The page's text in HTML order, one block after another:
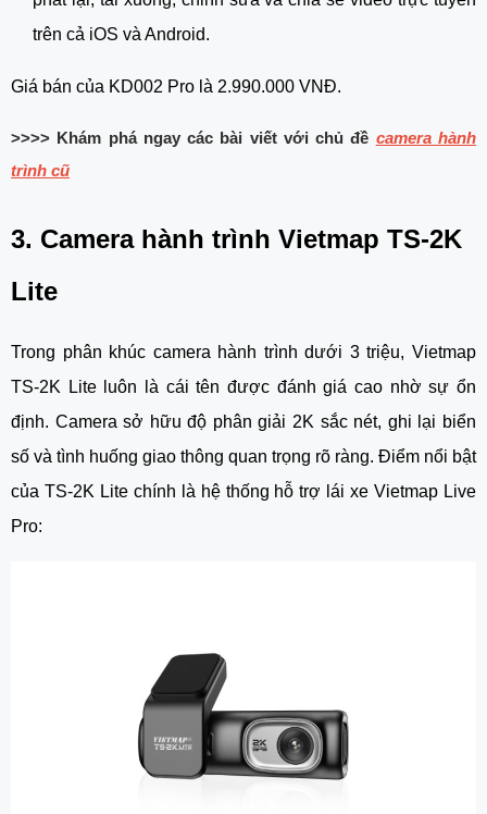
trên cả iOS và Android.
Giá bán của KD002 Pro là 2.990.000 VNĐ.
>>>> Khám phá ngay các bài viết với chủ đề camera hành
trình cũ
3. Camera hành trình Vietmap TS-2K
Lite
Trong phân khúc camera hành trình dưới 3 triệu, Vietmap
TS-2K Lite luôn là cái tên được đánh giá cao nhờ sự ổn
định. Camera sở hữu độ phân giải 2K sắc nét, ghi lại biển
số và tình huống giao thông quan trọng rõ ràng. Điểm nổi bật
của TS-2K Lite chính là hệ thống hỗ trợ lái xe Vietmap Live
Pro: